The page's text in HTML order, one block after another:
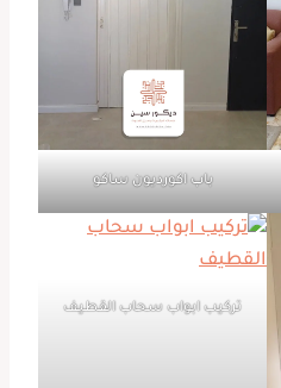
باب اكورديون ساكو
تركيب ابواب سحاب القطيف